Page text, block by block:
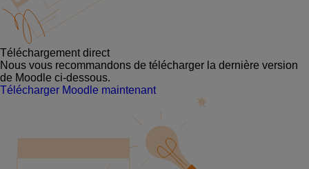
Téléchargement direct
Nous vous recommandons de télécharger la dernière version
de Moodle ci-dessous.
Télécharger Moodle maintenant